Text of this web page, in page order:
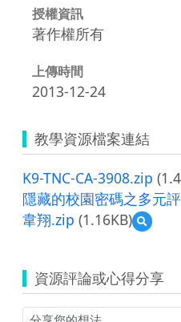
授權資訊
著作權所有
上傳時間
2013-12-24
教學資源檔案連結
K9-TNC-CA-3908.zip
隱藏的校園密碼之多元
韋翔.zip (1.16KB)
預
覽
的
校
園
資源評論或心得分享